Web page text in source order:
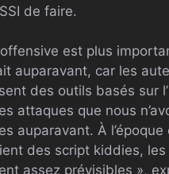
de faire.
est plus
auparavant, car les
des outils basés sur
attaques que nous
auparavant. À l’époque
des script kiddies, les
assez prévisibles »,